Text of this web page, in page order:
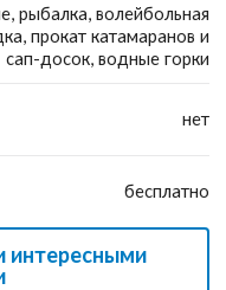
рыбалка, волейбольная
прокат катамаранов и
сап-досок, водные горки
нет
бесплатно
интересными